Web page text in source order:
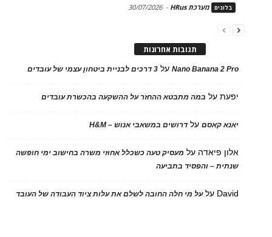
בלוגים מערכת HRus -
30/07/2026
תגובות אחרונות
Nano Banana 2 Proעל 3 דרכים לבניית ביטחון עצמי של עובדים
יפעתעל במה מתבטא ההחזר על ההשקעה בהכשרת עובדים
יאנא קאסםעלדרושים במשאבי אנוש – H&M
אלון פיאדה על מעסיק טעה כשכלל אחוזי משרה בחישוב ימי חופשה
שנתית – והפסיד בתביעה
David עלעל מי חלה החובה לשלם את עלות ציוד העבודה של העובד